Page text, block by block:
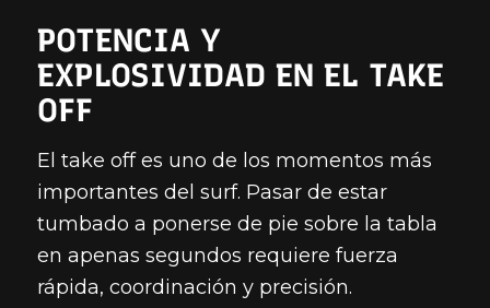
POTENCIA Y
EXPLOSIVIDAD EN EL TAKE
OFF
El take off es uno de los momentos más
importantes del surf. Pasar de estar
tumbado a ponerse de pie sobre la tabla
en apenas segundos requiere fuerza
rápida, coordinación y precisión.